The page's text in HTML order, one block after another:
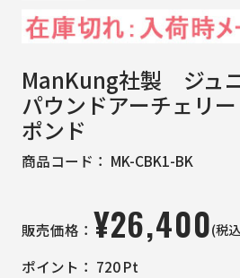
ManKung社製 ジュ
パウンドアーチェ
ポンド
商品コード： MK-CBK1-BK
販売価格： ¥26,400(税
ポイント： 720Pt